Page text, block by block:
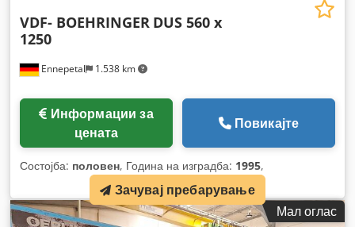
Ennepetal 1.538 km
VDF- BOEHRINGER DUS 560 x
1250
цената
Повикајте
Состојба: половен, Година на изградба: 1995,
Мал оглас
Зачувај пребарување